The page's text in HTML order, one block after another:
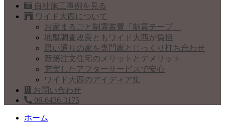
自社施工事例を見る
ワイド大西について
お家まるごと制震装置「制震テープ」
地盤調査改良ともワイド大西が負担
思い通りの家を専門家とじっくり打ち合わせ
新築注文住宅のメリットとデメリット
充実したアフターサービスで安心
ワイド大西のアイディア集
お問い合わせ
06-6436-3175
ホーム